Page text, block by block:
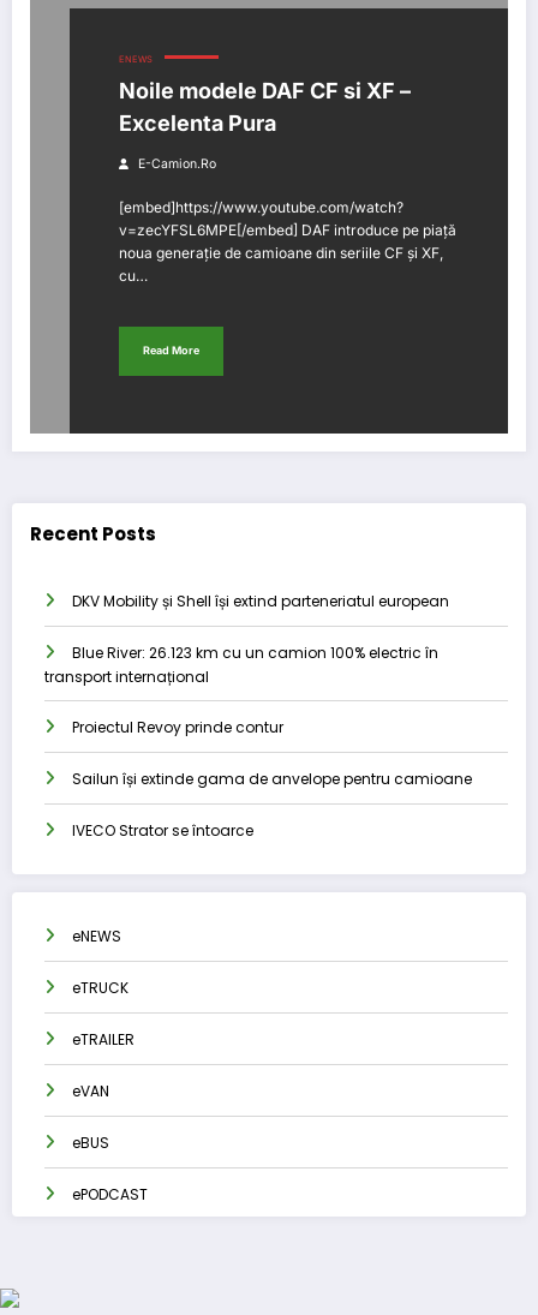
ENEWS
Noile modele DAF CF si XF –
Excelenta Pura
E-Camion.ro
[embed]https://www.youtube.com/watch?
v=zecYFSL6MPE[/embed] DAF introduce pe piață
noua generație de camioane din seriile CF și XF,
cu…
Read More
Recent Posts
DKV Mobility și Shell își extind parteneriatul european
Blue River: 26.123 km cu un camion 100% electric în
transport internațional
Proiectul Revoy prinde contur
Sailun își extinde gama de anvelope pentru camioane
IVECO Strator se întoarce
eNEWS
eTRUCK
eTRAILER
eVAN
eBUS
ePODCAST